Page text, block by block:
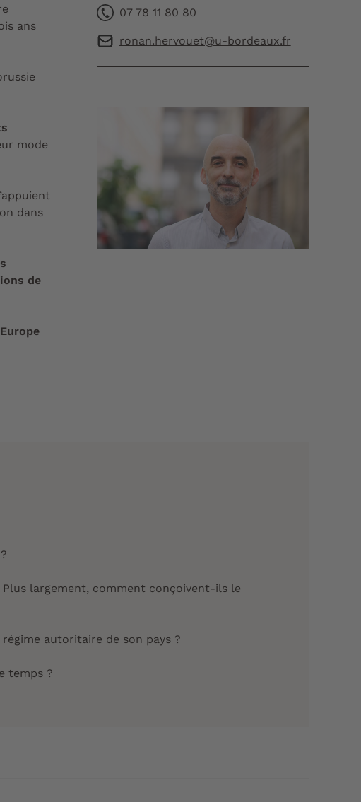
ans
mode
dans
de
07 78 11 80 80
ronan.hervouet@u-bordeaux.fr
?
largement, comment conçoivent-ils le
régime autoritaire de son pays ?
le temps ?